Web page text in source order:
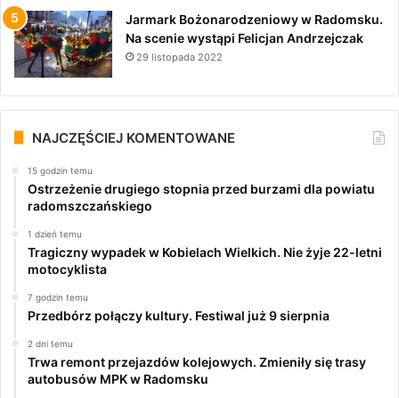
Jarmark Bożonarodzeniowy w Radomsku.
Na scenie wystąpi Felicjan Andrzejczak
29 listopada 2022
NAJCZĘŚCIEJ KOMENTOWANE
15 godzin temu
Ostrzeżenie drugiego stopnia przed burzami dla powiatu
radomszczańskiego
1 dzień temu
Tragiczny wypadek w Kobielach Wielkich. Nie żyje 22-letni
motocyklista
7 godzin temu
Przedbórz połączy kultury. Festiwal już 9 sierpnia
2 dni temu
Trwa remont przejazdów kolejowych. Zmieniły się trasy
autobusów MPK w Radomsku